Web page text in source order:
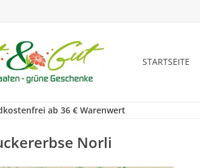
STARTSEITE
ab 36 € Warenwert
Norli